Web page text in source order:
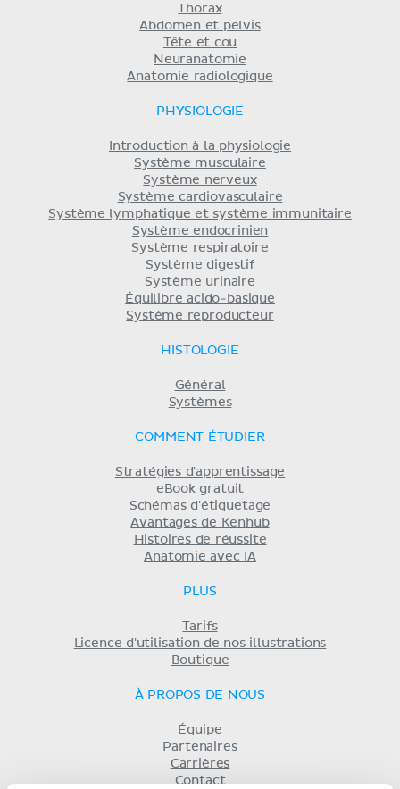
Thorax
Abdomen et pelvis
Tête et cou
Neuranatomie
Anatomie radiologique
PHYSIOLOGIE
Introduction à la physiologie
Système musculaire
Système nerveux
Système cardiovasculaire
Système lymphatique et système immunitaire
Système endocrinien
Système respiratoire
Système digestif
Système urinaire
Équilibre acido-basique
Système reproducteur
HISTOLOGIE
Général
Systèmes
COMMENT ÉTUDIER
Stratégies d'apprentissage
eBook gratuit
Schémas d'étiquetage
Avantages de Kenhub
Histoires de réussite
Anatomie avec IA
PLUS
Tarifs
Licence d'utilisation de nos illustrations
Boutique
À PROPOS DE NOUS
Équipe
Partenaires
Carrières
Contact